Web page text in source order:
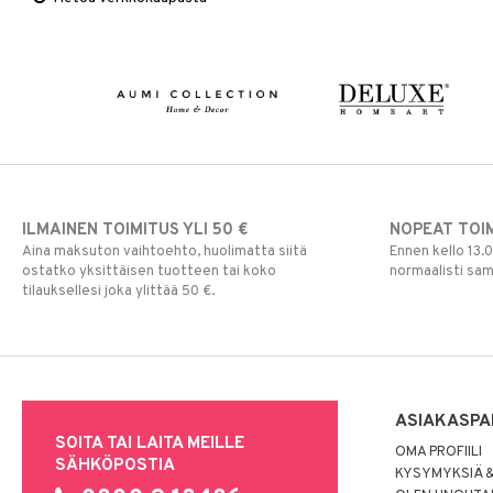
Vaasit
Lakanat & Tyynyliinat
Viltit & Peitteet
Ruukut
ILMAINEN TOIMITUS YLI 50 €
Aina maksuton vaihtoehto, huolimatta siitä
ostatko yksittäisen tuotteen tai koko
tilauksellesi joka ylittää 50 €.
NOPEAT
Ennen kello
normaalisti
SOITA TAI LAITA MEILLE
SÄHKÖPOSTIA
OMA PROFIILI
KYSYMYKSIÄ